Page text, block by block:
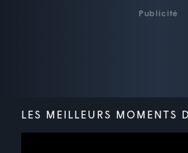
Publicité
LES MEILLEURS MOMENTS